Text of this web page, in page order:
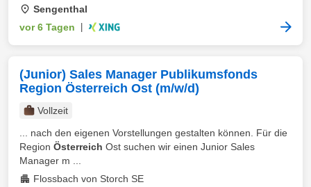
Sengenthal
vor 6 Tagen
(Junior) Sales Manager Publikumsfonds
Region Österreich Ost (m/w/d)
Vollzeit
... nach den eigenen Vorstellungen gestalten können. Für die
Region Österreich Ost suchen wir einen Junior Sales
Manager m ...
Flossbach von Storch SE